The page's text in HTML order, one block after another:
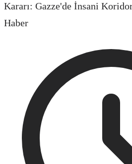
Kararı: Gazze'de İnsani
Haber